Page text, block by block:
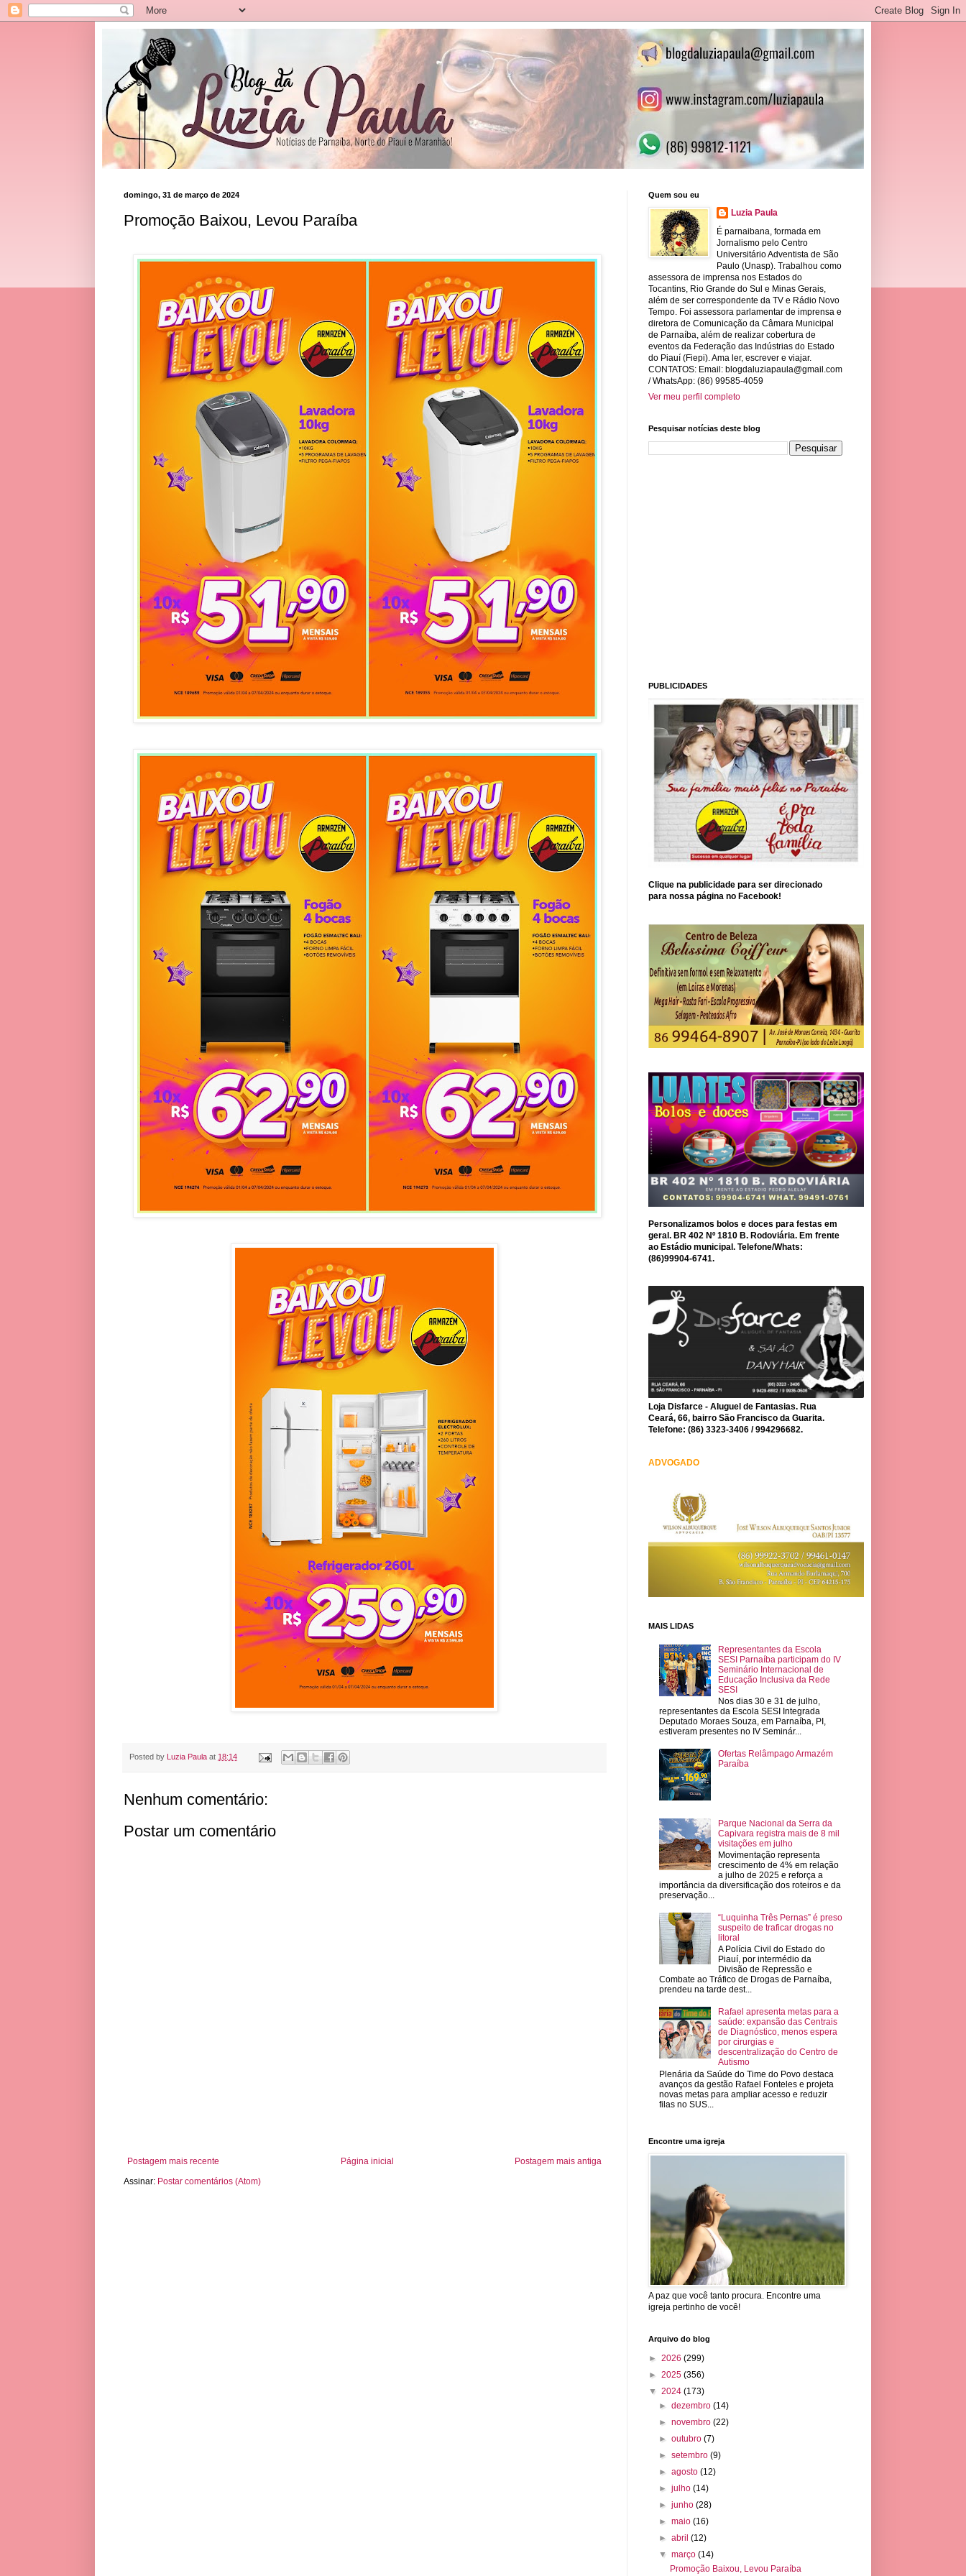
domingo, 31 de março de 2024
Promoção Baixou, Levou Paraíba
Posted by Luzia Paula at 18:14
Nenhum comentário:
Postar um comentário
Postagem mais recente Postagem mais antiga
Página inicial
Assinar: Postar comentários (Atom)
Quem sou eu
Luzia Paula
É parnaibana, formada em
Jornalismo pelo Centro
Universitário Adventista de São
Paulo (Unasp). Trabalhou como
assessora de imprensa nos Estados do
Tocantins, Rio Grande do Sul e Minas Gerais,
além de ser correspondente da TV e Rádio Novo
Tempo. Foi assessora parlamentar de imprensa e
diretora de Comunicação da Câmara Municipal
de Parnaíba, além de realizar cobertura de
eventos da Federação das Indústrias do Estado
do Piauí (Fiepi). Ama ler, escrever e viajar.
CONTATOS: Email: blogdaluziapaula@gmail.com
/ WhatsApp: (86) 99585-4059
Ver meu perfil completo
Pesquisar notícias deste blog
PUBLICIDADES
Clique na publicidade para ser direcionado
para nossa página no Facebook!
Personalizamos bolos e doces para festas em
geral. BR 402 Nº 1810 B. Rodoviária. Em frente
ao Estádio municipal. Telefone/Whats:
(86)99904-6741.
Loja Disfarce - Aluguel de Fantasias. Rua
Ceará, 66, bairro São Francisco da Guarita.
Telefone: (86) 3323-3406 / 994296682.
ADVOGADO
MAIS LIDAS
Representantes da Escola
SESI Parnaíba participam do IV
Seminário Internacional de
Educação Inclusiva da Rede
SESI
Nos dias 30 e 31 de julho,
representantes da Escola SESI Integrada
Deputado Moraes Souza, em Parnaíba, PI,
estiveram presentes no IV Seminár...
Ofertas Relâmpago Armazém
Paraíba
Parque Nacional da Serra da
Capivara registra mais de 8 mil
visitações em julho
Movimentação representa
crescimento de 4% em relação
a julho de 2025 e reforça a
importância da diversificação dos roteiros e da
preservação...
“Luquinha Três Pernas” é preso
suspeito de traficar drogas no
litoral
A Polícia Civil do Estado do
Piauí, por intermédio da
Divisão de Repressão e
Combate ao Tráfico de Drogas de Parnaíba,
prendeu na tarde dest...
Rafael apresenta metas para a
saúde: expansão das Centrais
de Diagnóstico, menos espera
por cirurgias e
descentralização do Centro de
Autismo
Plenária da Saúde do Time do Povo destaca
avanços da gestão Rafael Fonteles e projeta
novas metas para ampliar acesso e reduzir
filas no SUS...
Encontre uma igreja
A paz que você tanto procura. Encontre uma
igreja pertinho de você!
Arquivo do blog
► 2026 (299)
► 2025 (356)
▼ 2024 (173)
►dezembro(14)
►novembro(22)
►outubro(7)
►setembro(9)
►agosto(12)
►julho(14)
►junho(28)
►maio(16)
►abril(12)
▼março(14)
Promoção Baixou, Levou Paraíba